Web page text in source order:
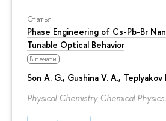
Статья
Phase Engineering of Cs-Pb-Br
Tunable Optical Behavior
В печати
Son A. G., Gushina V. A., Teplyakov
Physical Chemistry Chemical